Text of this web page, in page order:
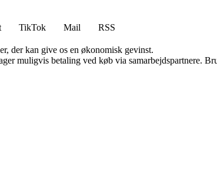
TikTok Mail
RSS
der kan give os en økonomisk gevinst.
muligvis betaling ved køb via samarbejdspartnere.